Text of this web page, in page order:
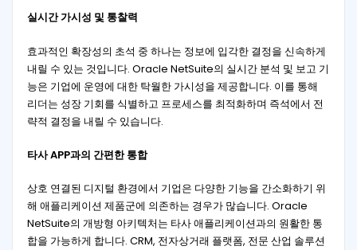
실시간 가시성 및 통찰력
효과적인 확장성의 초석 중 하나는 정보에 입각한 결정을 신속하게
내릴 수 있는 것입니다. Oracle NetSuite의 실시간 분석 및 보고 기
능은 기업에 운영에 대한 탁월한 가시성을 제공합니다. 이를 통해
리더는 성장 기회를 식별하고 프로세스를 최적화하며 즉석에서 전
략적 결정을 내릴 수 있습니다.
타사 APP과의 간편한 통합
상호 연결된 디지털 환경에서 기업은 다양한 기능을 간소화하기 위
해 애플리케이션 제품군에 의존하는 경우가 많습니다. Oracle
NetSuite의 개방형 아키텍처는 타사 애플리케이션과의 원활한 통
합을 가능하게 합니다. CRM, 전자상거래 플랫폼, 전문 산업 솔루션